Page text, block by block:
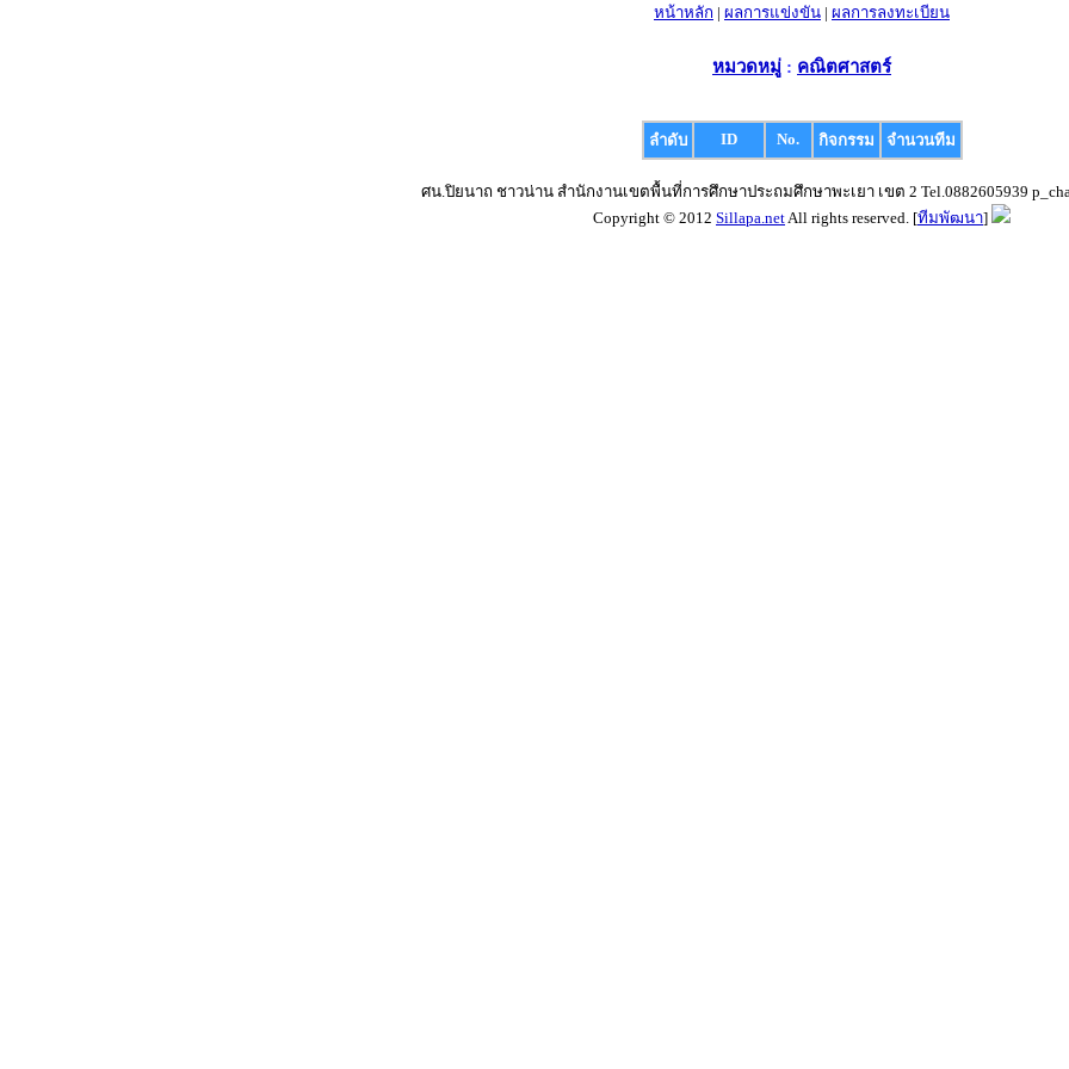
หน้าหลัก | ผลการแข่งขัน | ผลการลงทะเบียน
หมวดหมู่ : คณิตศาสตร์
ลำดับ ID No. กิจกรรม จำนวนทีม
ศน.ปิยนาถ ชาวน่าน สำนักงานเขตพื้นที่การศึกษาประถมศึกษาพะเยา เขต 2 Tel.0882605939
Copyright © 2012 Sillapa.netAll rights reserved. [ทีมพัฒนา]